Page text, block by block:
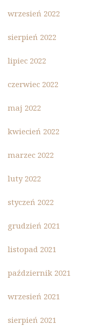
wrzesień 2022
sierpień 2022
lipiec 2022
czerwiec 2022
maj 2022
kwiecień 2022
marzec 2022
luty 2022
styczeń 2022
grudzień 2021
listopad 2021
październik 2021
wrzesień 2021
sierpień 2021